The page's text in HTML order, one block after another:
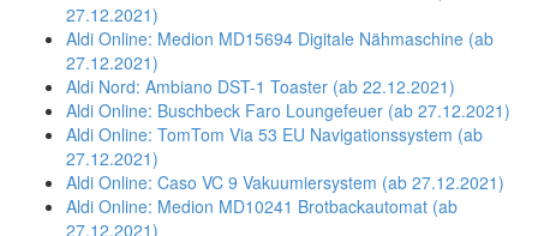
27.12.2021)
Aldi Online: Medion MD15694 Digitale Nähmaschine (ab
27.12.2021)
Aldi Nord: Ambiano DST-1 Toaster (ab 22.12.2021)
Aldi Online: Buschbeck Faro Loungefeuer (ab 27.12.2021)
Aldi Online: TomTom Via 53 EU Navigationssystem (ab
27.12.2021)
Aldi Online: Caso VC 9 Vakuumiersystem (ab 27.12.2021)
Aldi Online: Medion MD10241 Brotbackautomat (ab
27.12.2021)